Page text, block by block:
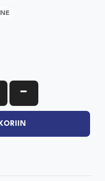
MÄÄRÄÄ
VÄHENNÄ MÄÄRÄÄ